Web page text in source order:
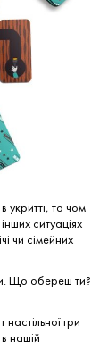
укритті, то чом
ситуаціях
чи сімейних
Що обереш ти?
гри
нашій